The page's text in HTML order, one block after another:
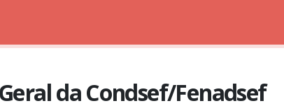
da Condsef/Fenadsef